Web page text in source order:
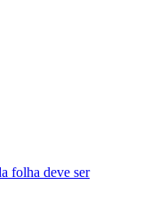
folha deve ser